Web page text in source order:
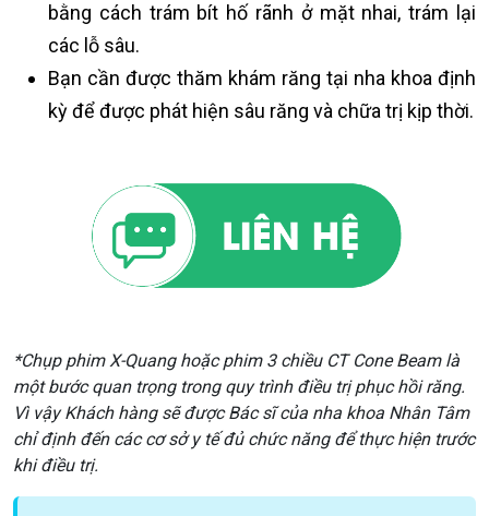
bằng cách trám bít hố rãnh ở mặt nhai, trám lại
các lỗ sâu.
Bạn cần được thăm khám răng tại nha khoa định
kỳ để được phát hiện sâu răng và chữa trị kịp thời.
*Chụp phim X-Quang hoặc phim 3 chiều CT Cone Beam là
một bước quan trọng trong quy trình điều trị phục hồi răng.
Vì vậy Khách hàng sẽ được Bác sĩ của nha khoa Nhân Tâm
chỉ định đến các cơ sở y tế đủ chức năng để thực hiện trước
khi điều trị.